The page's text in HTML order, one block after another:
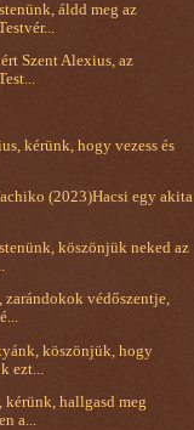
áldd meg az
Szent Alexius, az
kérünk, hogy vezess és
(2023)Hacsi egy akita
köszönjük neked az
zarándokok védőszentje,
köszönjük, hogy
ezt...
kérünk, hallgasd meg
a...